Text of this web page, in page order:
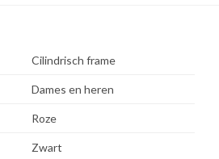
Cilindrisch frame
Dames en heren
Roze
Zwart